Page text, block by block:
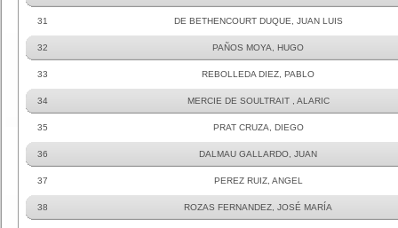
31 DE BETHENCOURT DUQUE, JUAN LUIS
32 PAÑOS MOYA, HUGO
33 REBOLLEDA DIEZ, PABLO
34 MERCIE DE SOULTRAIT , ALARIC
35 PRAT CRUZA, DIEGO
36 DALMAU GALLARDO, JUAN
37 PEREZ RUIZ, ANGEL
38 ROZAS FERNANDEZ, JOSÉ MARÍA